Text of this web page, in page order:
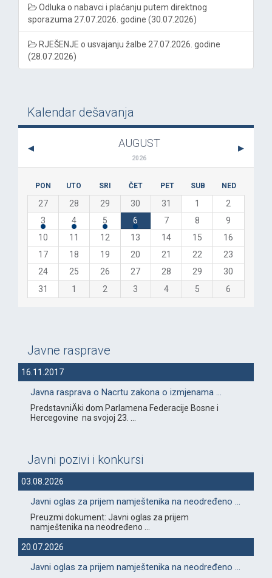
Odluka o nabavci i plaćanju putem direktnog
sporazuma 27.07.2026. godine (30.07.2026)
RJEŠENJE o usvajanju žalbe 27.07.2026. godine
(28.07.2026)
Kalendar dešavanja
AUGUST
2026
PON UTO SRI ČET PET SUB NED
27 28 29 30 31 1
2
3
4 5 6 7 8
9
10
11 12 13 14 15
16
17
18 19 20 21 22
23
24
25 26 27 28 29
30
31
1 2 3 4 5 6
Javne rasprave
16.11.2017
Javna rasprava o Nacrtu zakona o izmjenama ...
PredstavniÄki dom Parlamena Federacije Bosne i
Hercegovine na svojoj 23. ...
Javni pozivi i konkursi
03.08.2026
Javni oglas za prijem namještenika na neodređeno ...
Preuzmi dokument: Javni oglas za prijem
namještenika na neodređeno ...
20.07.2026
Javni oglas za prijem namještenika na neodređeno ...